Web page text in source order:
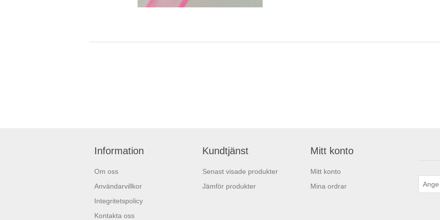
Information
Om oss
Användarvillkor
Integritetspolicy
Kontakta oss
Kundtjänst
Senast visade produkter
Jämför produkter
Mitt konto
Mitt konto
Mina ordrar